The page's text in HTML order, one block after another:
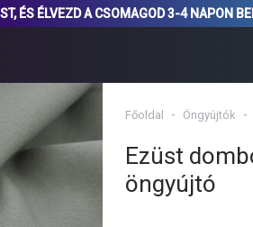
ÉS ÉLVEZD A CSOMAGOD 3-4 NAPON
Főoldal
Öngyújtók
Ezüst
öngyújtó